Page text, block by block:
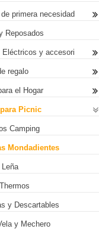
primera necesidad
Reposados
Eléctricos y accesori
regalo
el Hogar
Picnic
Camping
Mondadientes
y Descartables
y Mechero